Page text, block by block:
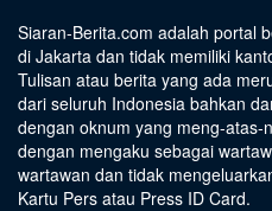
Siaran-Berita.com adalah portal
di Jakarta dan tidak memiliki
Tulisan atau berita yang ada
dari seluruh Indonesia bahkan
dengan oknum yang meng-atas-
dengan mengaku sebagai
wartawan dan tidak
Kartu Pers atau Press ID Card.